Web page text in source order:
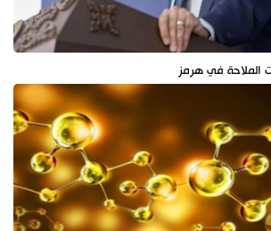
الملاحة في هرمز